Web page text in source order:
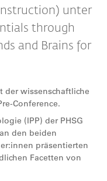
unter
through
and Brains for
der wissenschaftliche
Conference.
(IPP) der PHSG
den beiden
präsentierten
Facetten von